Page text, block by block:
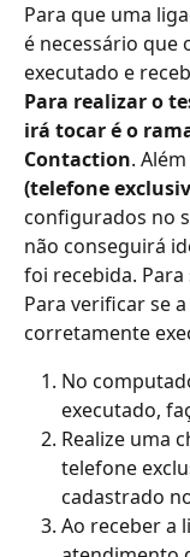
Para que uma
é necessário que
executado e
Para realizar o
irá tocar é o
Contaction.
(telefone
configurados no
não conseguirá
foi recebida.
Para verificar se
corretamente
No
executado,
Realize uma
telefone
cadastrado
Ao receber a